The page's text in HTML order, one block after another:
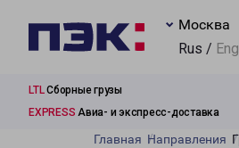
Москва
Rus / Eng
LTLСборные грузы
EXPRESS Авиа- и экспресс-доставка
Главная Направления